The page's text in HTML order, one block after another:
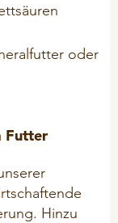
oder
Futter
Hinzu